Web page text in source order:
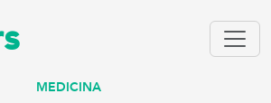
MEDICINA